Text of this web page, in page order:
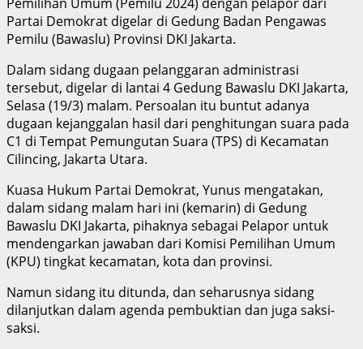
Partai Demokrat digelar di Gedung Badan Pengawas
Pemilu (Bawaslu) Provinsi DKI Jakarta.
Dalam sidang dugaan pelanggaran administrasi
tersebut, digelar di lantai 4 Gedung Bawaslu DKI Jakarta,
Selasa (19/3) malam. Persoalan itu buntut adanya
dugaan kejanggalan hasil dari penghitungan suara pada
C1 di Tempat Pemungutan Suara (TPS) di Kecamatan
Cilincing, Jakarta Utara.
Kuasa Hukum Partai Demokrat, Yunus mengatakan,
dalam sidang malam hari ini (kemarin) di Gedung
Bawaslu DKI Jakarta, pihaknya sebagai Pelapor untuk
mendengarkan jawaban dari Komisi Pemilihan Umum
(KPU) tingkat kecamatan, kota dan provinsi.
Namun sidang itu ditunda, dan seharusnya sidang
dilanjutkan dalam agenda pembuktian dan juga saksi-
saksi.